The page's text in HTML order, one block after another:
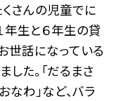
さんの児童でに
年生と６年生の貸
世話になっている
した。「だるまさ
なわ」など、バラ